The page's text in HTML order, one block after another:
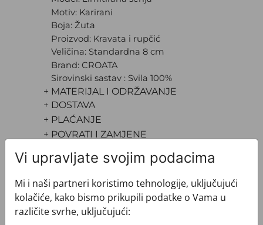
Motiv: Karirani
Boja: Žuta
Proizvod: Kravata i rupčić
Veličina: Standardna 8 cm
Brand: CROATA
Sirovinski sastav : Svila 100%
+ MATERIJAL I ODRŽAVANJE
+ DOSTAVA
+ PLAĆANJE
+ POVRATI I ZAMJENE
Vi upravljate svojim podacima
Mi i naši partneri koristimo tehnologije, uključujući
kolačiće, kako bismo prikupili podatke o Vama u
različite svrhe, uključujući: